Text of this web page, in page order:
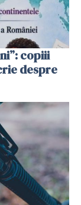
copiii
despre